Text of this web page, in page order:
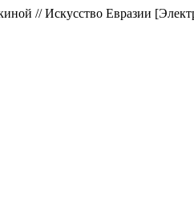
// Искусство Евразии